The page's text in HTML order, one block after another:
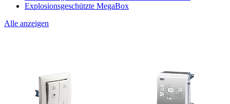
Explosionsgeschützte MegaBox
Alle anzeigen